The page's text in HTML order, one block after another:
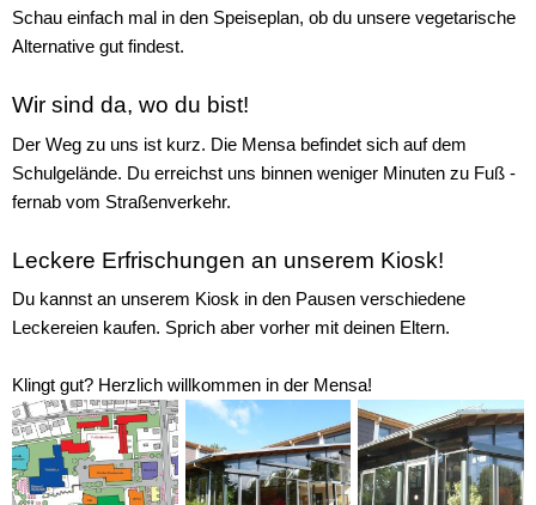
Schau einfach mal in den Speiseplan, ob du unsere vegetarische
Alternative gut findest.
Wir sind da, wo du bist!
Der Weg zu uns ist kurz. Die Mensa befindet sich auf dem
Schulgelände. Du erreichst uns binnen weniger Minuten zu Fuß -
fernab vom Straßenverkehr.
Leckere Erfrischungen an unserem Kiosk!
Du kannst an unserem Kiosk in den Pausen verschiedene
Leckereien kaufen. Sprich aber vorher mit deinen Eltern.
Klingt gut? Herzlich willkommen in der Mensa!